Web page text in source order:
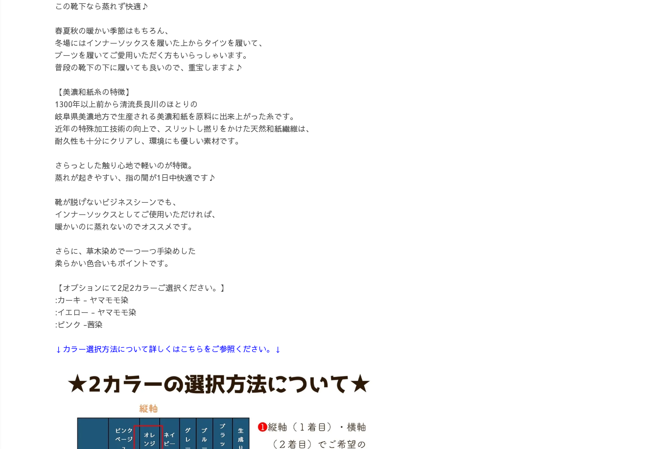
この靴下なら蒸れず快適♪
春夏秋の暖かい季節はもちろん、
冬場にはインナーソックスを履いた上からタイツを履いて、
ブーツを履いてご愛用いただく方もいらっしゃいます。
普段の靴下の下に履いても良いので、重宝しますよ♪
【美濃和紙糸の特徴】
1300年以上前から清流長良川のほとりの
岐阜県美濃地方で生産される美濃和紙を原料に出来上がった糸です。
近年の特殊加工技術の向上で、スリットし撚りをかけた天然和紙繊維は、
耐久性も十分にクリアし、環境にも優しい素材です。
さらっとした触り心地で軽いのが特徴。
蒸れが起きやすい、指の間が1日中快適です♪
靴が脱げないビジネスシーンでも、
インナーソックスとしてご使用いただければ、
暖かいのに蒸れないのでオススメです。
さらに、草木染めで一つ一つ手染めした
柔らかい色合いもポイントです。
【オプションにて2足2カラーご選択ください。】
:カーキ - ヤマモモ染
:イエロー - ヤマモモ染
:ピンク -茜染
↓カラー選択方法について詳しくはこちらをご参照ください。↓